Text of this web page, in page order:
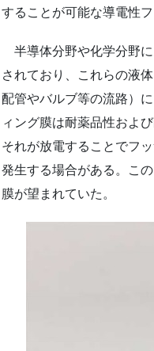
することが可能な導電性
半導体分野や化学分野に
されており、これらの液
配管やバルブ等の流路）
ィング膜は耐薬品性およ
それが放電することでフ
発生する場合がある。こ
膜が望まれていた。